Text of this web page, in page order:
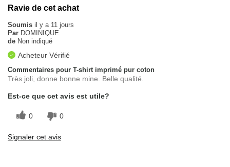
Ravie de cet achat
Soumis il y a 11 jours
Par DOMINIQUE
de Non indiqué
Acheteur Vérifié
Commentaires pour T-shirt imprimé pur coton
Très joli, donne bonne mine. Belle qualité.
Est-ce que cet avis est utile?
0 0
Signaler cet avis